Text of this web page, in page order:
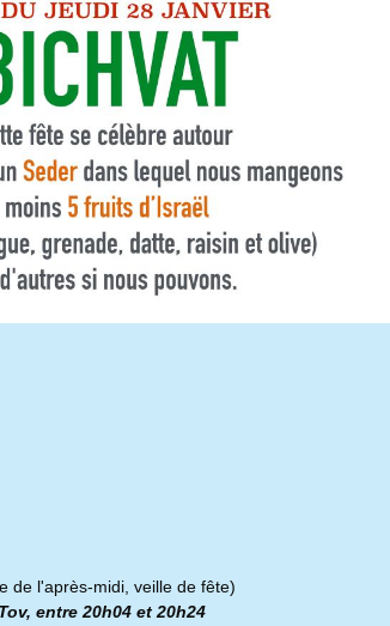
de l'après-midi, veille de fête)
entre 20h04 et 20h24